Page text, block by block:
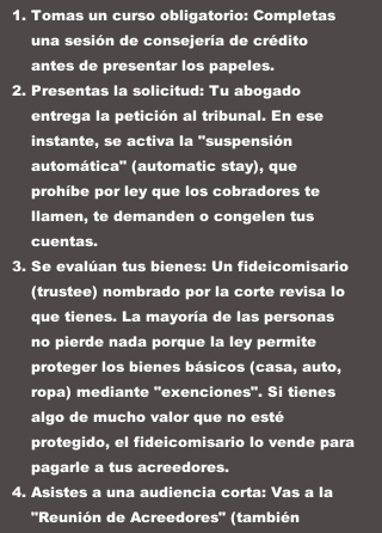
Tomas un curso obligatorio: Completas
una sesión de consejería de crédito
antes de presentar los papeles.
Presentas la solicitud: Tu abogado
entrega la petición al tribunal. En ese
instante, se activa la "suspensión
automática" (automatic stay), que
prohíbe por ley que los cobradores te
llamen, te demanden o congelen tus
cuentas.
Se evalúan tus bienes: Un fideicomisario
(trustee) nombrado por la corte revisa lo
que tienes. La mayoría de las personas
no pierde nada porque la ley permite
proteger los bienes básicos (casa, auto,
ropa) mediante "exenciones". Si tienes
algo de mucho valor que no esté
protegido, el fideicomisario lo vende para
pagarle a tus acreedores.
Asistes a una audiencia corta: Vas a la
"Reunión de Acreedores" (también